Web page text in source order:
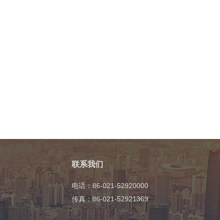
联系我们
电话：86-021-52920000
传真：86-021-52921369